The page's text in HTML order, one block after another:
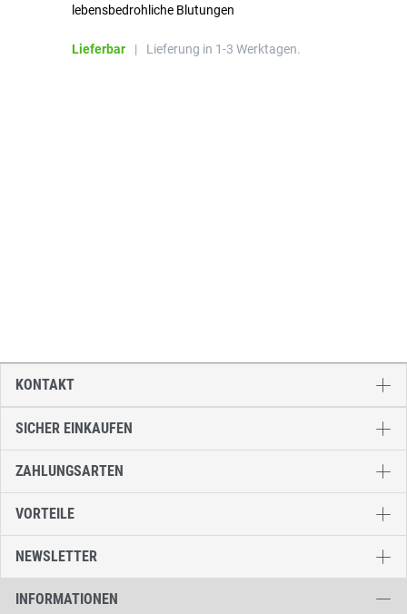
lebensbedrohliche Blutungen
Lieferbar | Lieferung in 1-3 Werktagen.
SICHER EINKAUFEN
ZAHLUNGSARTEN
VORTEILE
NEWSLETTER
INFORMATIONEN
KONTAKT